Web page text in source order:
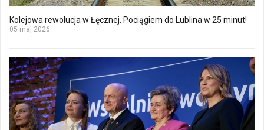
Kolejowa rewolucja w Łęcznej. Pociągiem do Lublina w 25 minut!
05 maj 2026